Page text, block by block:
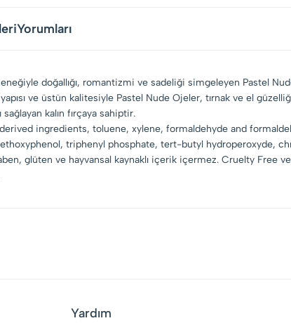
Yorumları
doğallığı, romantizmi ve sadeliği simgeleyen Pastel
ve üstün kalitesiyle Pastel Nude Ojeler, tırnak ve el
kalın fırçaya sahiptir.
derived ingredients, toluene, xylene, formaldehyde and
triphenyl phosphate, tert-butyl hydroperoxyde,
glüten ve hayvansal kaynaklı içerik içermez. Cruelty Free ve
Yardım